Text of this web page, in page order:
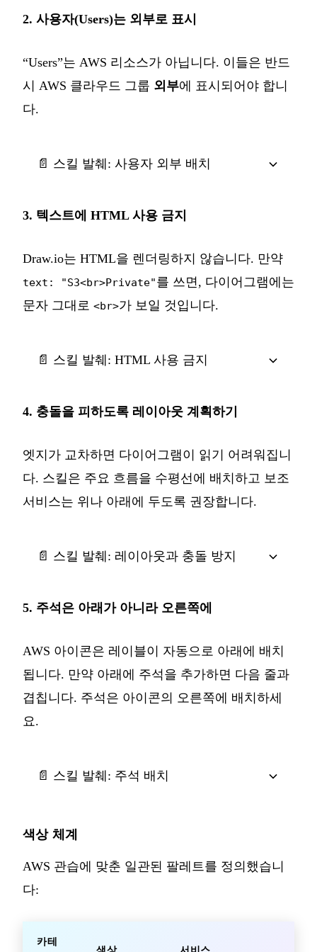
2. 사용자(Users)는 외부로 표시
“Users”는 AWS 리소스가 아닙니다. 이들은 반드
시 AWS 클라우드 그룹 외부에 표시되어야 합니
다.
📄 스킬 발췌: 사용자 외부 배치
3. 텍스트에 HTML 사용 금지
Draw.io는 HTML을 렌더링하지 않습니다. 만약
text: "S3<br>Private"를 쓰면, 다이어그램에는
문자 그대로 <br>가 보일 것입니다.
📄 스킬 발췌: HTML 사용 금지
4. 충돌을 피하도록 레이아웃 계획하기
엣지가 교차하면 다이어그램이 읽기 어려워집니
다. 스킬은 주요 흐름을 수평선에 배치하고 보조
서비스는 위나 아래에 두도록 권장합니다.
📄 스킬 발췌: 레이아웃과 충돌 방지
5. 주석은 아래가 아니라 오른쪽에
AWS 아이콘은 레이블이 자동으로 아래에 배치
됩니다. 만약 아래에 주석을 추가하면 다음 줄과
겹칩니다. 주석은 아이콘의 오른쪽에 배치하세
요.
📄 스킬 발췌: 주석 배치
색상 체계
AWS 관습에 맞춘 일관된 팔레트를 정의했습니
다:
카테